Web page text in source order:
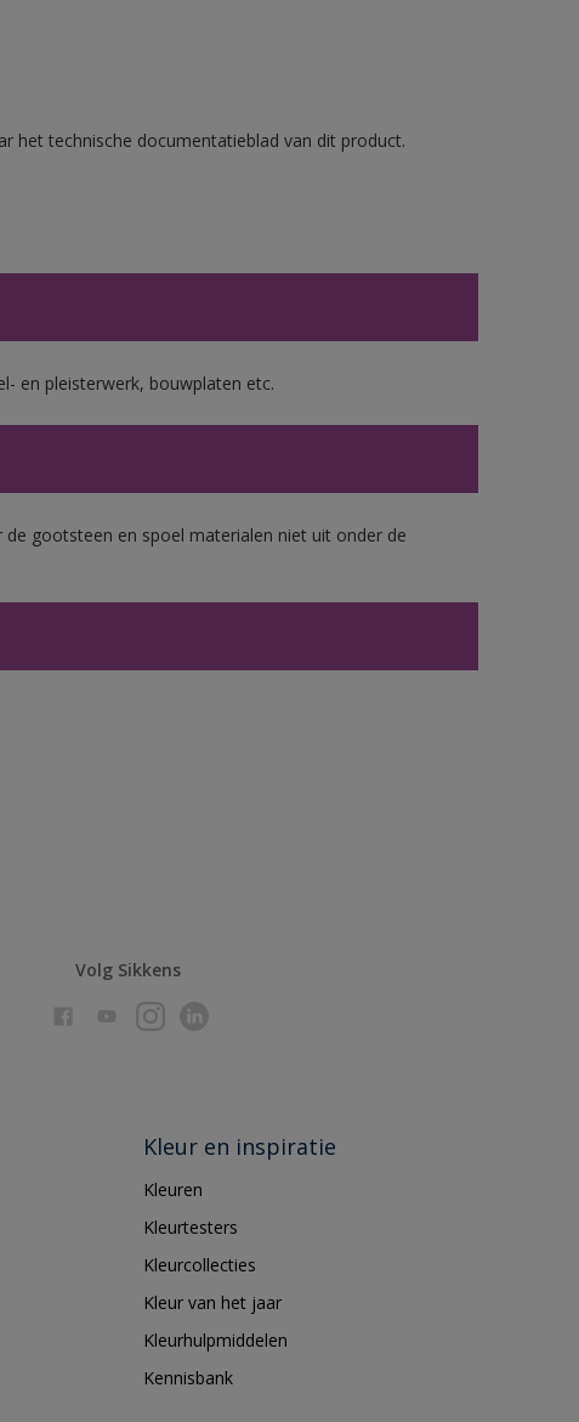
het technische documentatieblad van dit product.
en pleisterwerk, bouwplaten etc.
gootsteen en spoel materialen niet uit onder de
Volg Sikkens
Kleur en inspiratie
Kleuren
Kleurtesters
Kleurcollecties
Kleur van het jaar
Kleurhulpmiddelen
Kennisbank